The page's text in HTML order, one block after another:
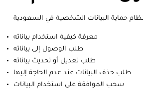
معرفة كيفية استخدام بياناته
طلب الوصول إلى بياناته
طلب تعديل أو تحديث بياناته
طلب حذف البيانات عند عدم الحاجة إليها
سحب الموافقة على استخدام البيانات